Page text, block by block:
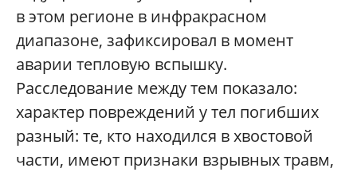
в этом регионе в инфракрасном
диапазоне, зафиксировал в момент
аварии тепловую вспышку.
Расследование между тем показало:
характер повреждений у тел погибших
разный: те, кто находился в хвостовой
части, имеют признаки взрывных травм,